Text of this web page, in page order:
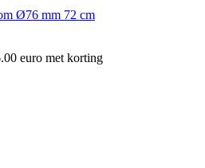
Ø76 mm 72 cm
euro met korting